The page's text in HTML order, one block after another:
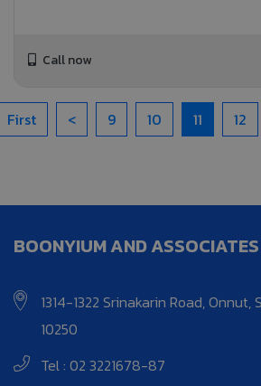
Call now
First < 9 10 11 12
BOONYIUM AND
1314-1322 Srinakarin Road,
10250
Tel : 02 3221678-87